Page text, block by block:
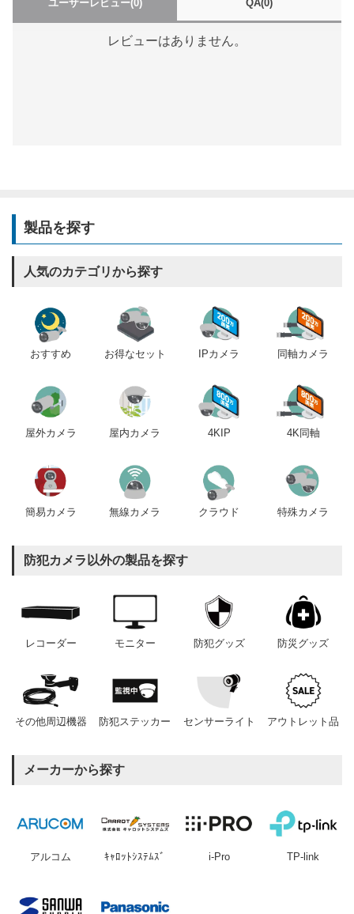
ユーザーレビュー(0) QA(0)
レビューはありません。
製品を探す
人気のカテゴリから探す
おすすめ お得なセット IPカメラ 同軸カメラ
屋外カメラ 屋内カメラ 4KIP 4K同軸
簡易カメラ 無線カメラ クラウド 特殊カメラ
防犯カメラ以外の製品を探す
レコーダー モニター 防犯グッズ 防災グッズ
その他周辺機器 防犯ステッカー センサーライト アウトレット品
メーカーから探す
アルコム ｷｬﾛｯﾄｼｽﾃﾑｽﾞ i-Pro TP-link